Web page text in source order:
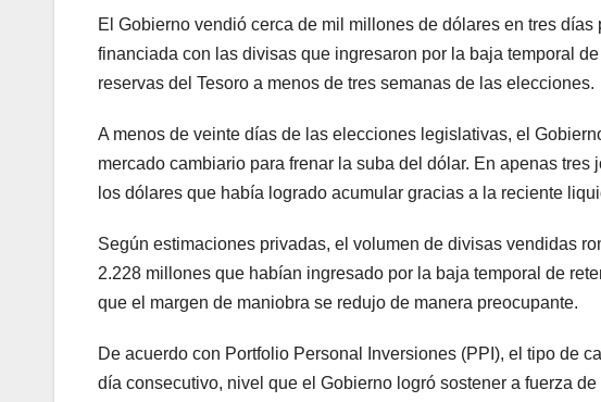
El Gobierno vendió cerca de mil millones de dólares en tres
financiada con las divisas que ingresaron por la baja temporal
reservas del Tesoro a menos de tres semanas de las elecciones.
A menos de veinte días de las elecciones legislativas, el
mercado cambiario para frenar la suba del dólar. En apenas
los dólares que había logrado acumular gracias a la reciente
Según estimaciones privadas, el volumen de divisas vendidas
2.228 millones que habían ingresado por la baja temporal de
que el margen de maniobra se redujo de manera preocupante.
De acuerdo con Portfolio Personal Inversiones (PPI), el tipo de
día consecutivo, nivel que el Gobierno logró sostener a fuerza